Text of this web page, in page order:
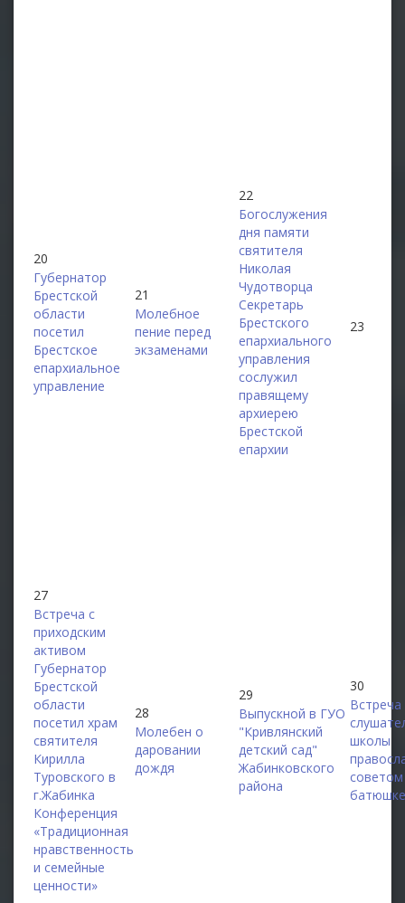
20
Губернатор
Брестской
области
посетил
Брестское
епархиальное
управление
21
Молебное
пение перед
экзаменами
22
Богослужения
дня памяти
святителя
Николая
Чудотворца
Секретарь
Брестского
епархиального
управления
сослужил
правящему
архиерею
Брестской
епархии
23
27
Встреча с
приходским
активом
Губернатор
Брестской
области
посетил храм
святителя
Кирилла
Туровского в
г.Жабинка
Конференция
«Традиционная
нравственность
и семейные
ценности»
28
Молебен о
даровании
дождя
29
Выпускной в ГУО
"Кривлянский
детский сад"
Жабинковского
района
30
Встреча
школы
советом